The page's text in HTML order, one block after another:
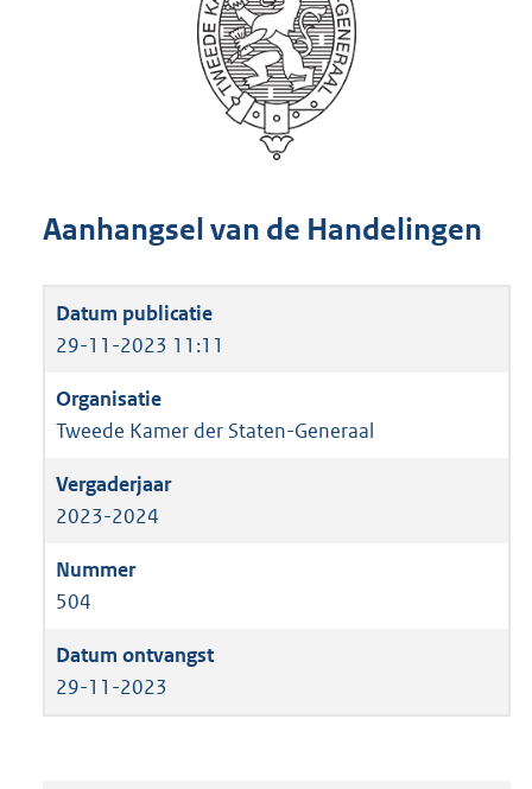
Aanhangsel van de Handelingen
29-11-2023 11:11
Tweede Kamer der Staten-Generaal
2023-2024
504
29-11-2023